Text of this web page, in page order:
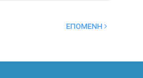
ΕΠΟΜΕΝΗ